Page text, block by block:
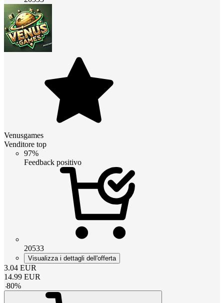
Venusgames
Venditore top
97%
Feedback positivo
20533
Visualizza i dettagli dell'offerta
3.04 EUR
14.99 EUR
-80%